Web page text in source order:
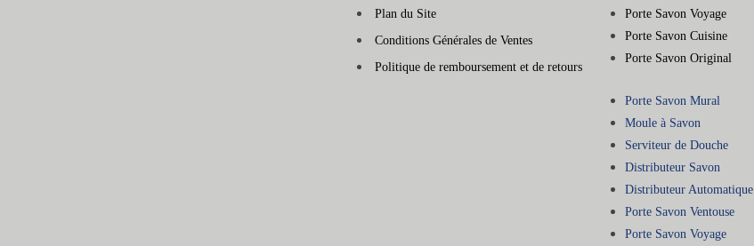
Plan du Site
Conditions Générales de Ventes
Politique de remboursement et de retours
Porte Savon Voyage
Porte Savon Cuisine
Porte Savon Original
Porte Savon Mural
Moule à Savon
Serviteur de Douche
Distributeur Savon
Distributeur Automatique
Porte Savon Ventouse
Porte Savon Voyage